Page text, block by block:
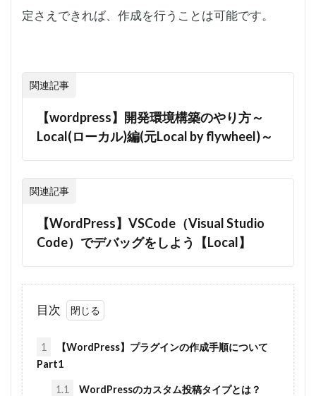
定さえできれば、作成を行うことは可能です。
関連記事
【wordpress】開発環境構築のやり方～
Local(ローカル)編(元Local by flywheel)～
関連記事
【WordPress】VSCode（Visual Studio
Code）でデバッグをしよう【Local】
目次
1
【WordPress】プラグインの作成手順について
Part1
1.1 WordPressのカスタム投稿タイプとは？